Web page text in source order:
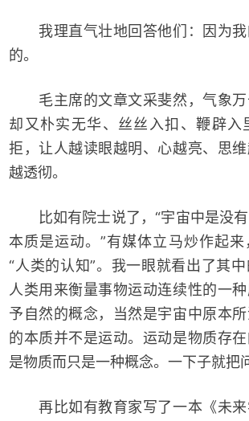
我理直气壮地回答他们：因为我
的。
毛主席的文章文采斐然，气象万
却又朴实无华、丝丝入扣、鞭辟入
拒，让人越读眼越明、心越亮、思
越透彻。
比如有院士说了，“宇宙中是没有
本质是运动。”有媒体立马炒作起
“人类的认知”。我一眼就看出了其
人类用来衡量事物运动连续性的一
予自然的概念，当然是宇宙中原本
的本质并不是运动。运动是物质存
是物质而只是一种概念。一下子就把
再比如有教育家写了一本《未来